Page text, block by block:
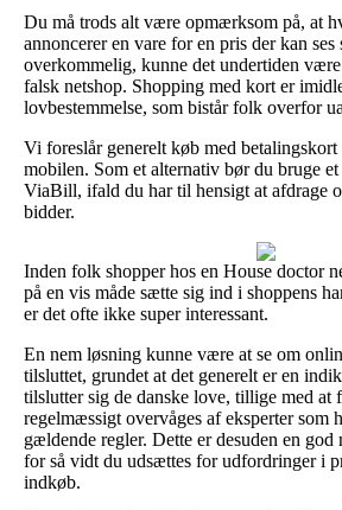
Du må trods alt være opmærksom på, at
annoncerer en vare for en pris der kan ses
overkommelig, kunne det undertiden
falsk netshop. Shopping med kort er
lovbestemmelse, som bistår folk overfor
Vi foreslår generelt køb med betalingskort
mobilen. Som et alternativ bør du bruge
ViaBill, ifald du har til hensigt at afdrage
bidder.
Inden folk shopper hos en House doctor
på en vis måde sætte sig ind i shoppens
er det ofte ikke super interessant.
En nem løsning kunne være at se om
tilsluttet, grundet at det generelt er en
tilslutter sig de danske love, tillige med at
regelmæssigt overvåges af eksperter som
gældende regler. Dette er desuden en
for så vidt du udsættes for udfordringer i
indkøb.